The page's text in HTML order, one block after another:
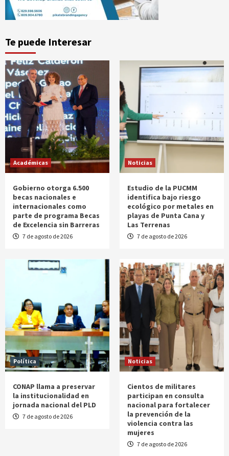
Te puede Interesar
Académicas
Gobierno otorga 6.500
becas nacionales e
internacionales como
parte de programa Becas
de Excelencia sin Barreras
7 de agosto de 2026
Noticias
Estudio de la PUCMM
identifica bajo riesgo
ecológico por metales en
playas de Punta Cana y
Las Terrenas
7 de agosto de 2026
Política
CONAP llama a preservar
la institucionalidad en
jornada nacional del PLD
7 de agosto de 2026
Noticias
Cientos de militares
participan en consulta
nacional para fortalecer
la prevención de la
violencia contra las
mujeres
7 de agosto de 2026